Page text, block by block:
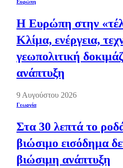
Ευρώπη
Η Ευρώπη στην
Κλίμα, ενέργεια,
γεωπολιτική
ανάπτυξη
9 Αυγούστου 2026
Γεωργία
Στα 30 λεπτά το
βιώσιμο εισόδημα
βιώσιμη ανάπτυξη